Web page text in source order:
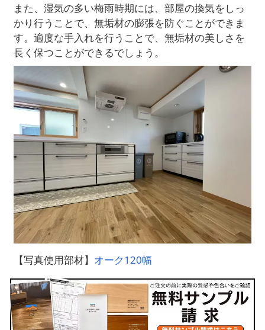
また、湿気の多い梅雨時期には、部屋の換気をしっ
かり行うことで、無垢材の膨張を防ぐことができま
す。適度な手入れを行うことで、無垢材の美しさを
長く保つことができるでしょう。
【写真使用部材】 オーク120幅